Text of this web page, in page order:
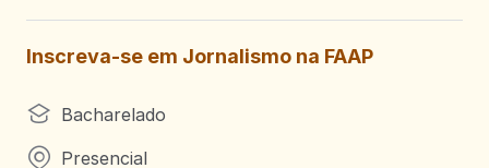
Inscreva-se em Jornalismo na FAAP
Bacharelado
Presencial